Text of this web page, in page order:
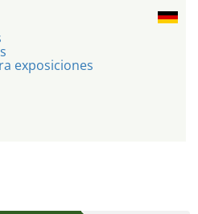
exposiciones